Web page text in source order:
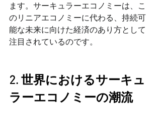
ます。サーキュラーエコノミーは、こ
のリニアエコノミーに代わる、持続可
能な未来に向けた経済のあり方として
注目されているのです。
2. 世界におけるサーキュ
ラーエコノミーの潮流